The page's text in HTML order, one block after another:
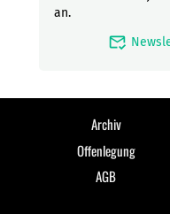
an.
mark_email_read
Archiv
Offenlegung
AGB